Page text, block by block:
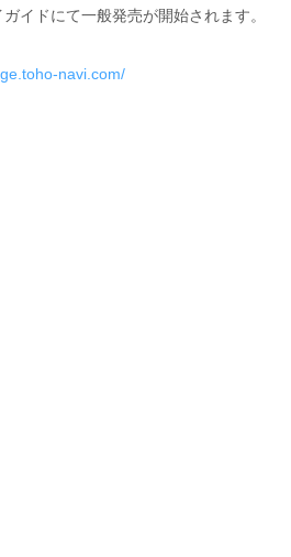
イドにて一般発売が開始されます。
navi.com/